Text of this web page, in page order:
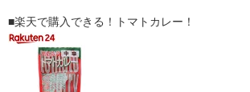
■楽天で購入できる！トマトカレー！